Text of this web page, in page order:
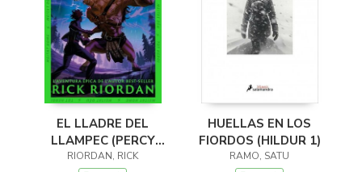
EL LLADRE DEL
LLAMPEC (PERCY
JACKSON I ELS DÉUS
RIORDAN, RICK
HUELLAS EN LOS
FIORDOS (HILDUR 1)
RAMO, SATU